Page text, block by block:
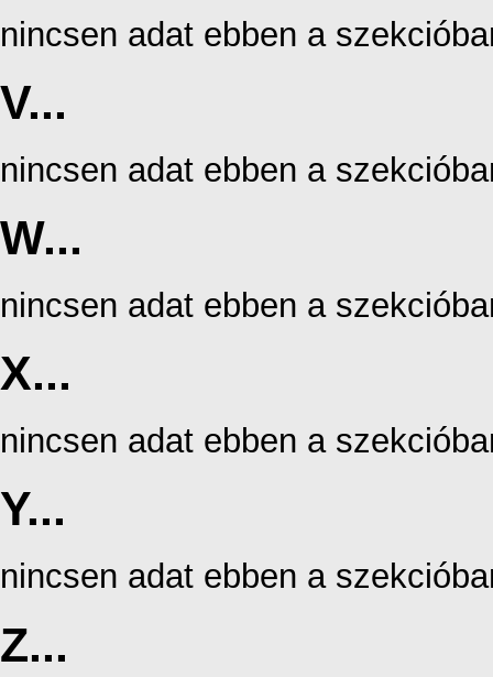
nincsen adat ebben a
V...
nincsen adat ebben a
W...
nincsen adat ebben a
X...
nincsen adat ebben a
Y...
nincsen adat ebben a
Z...